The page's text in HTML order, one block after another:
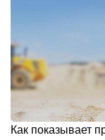
Как показывает